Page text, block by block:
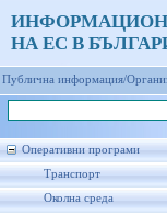
НА ЕС В
Публична информация/
Оперативни програми
Транспорт
Околна среда